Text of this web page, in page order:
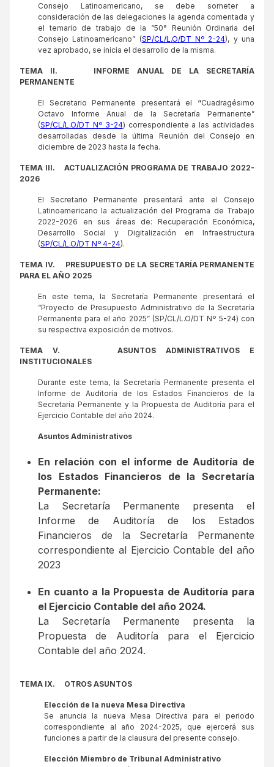
Consejo Latinoamericano, se debe someter a
consideración de las delegaciones la agenda comentada y
el temario de trabajo de la “50° Reunión Ordinaria del
Consejo Latinoamericano” (SP/CL/L.O/DT Nº 2-24), y una
vez aprobado, se inicia el desarrollo de la misma.
TEMA II. INFORME ANUAL DE LA SECRETARÍA
PERMANENTE
El Secretario Permanente presentará el “Cuadragésimo
Octavo Informe Anual de la Secretaría Permanente”
(SP/CL/L.O/DT Nº 3-24) correspondiente a las actividades
desarrolladas desde la última Reunión del Consejo en
diciembre de 2023 hasta la fecha.
TEMA III.
ACTUALIZACIÓN PROGRAMA DE TRABAJO 2022-
2026
El Secretario Permanente presentará ante el Consejo
Latinoamericano la actualización del Programa de Trabajo
2022-2026 en sus áreas de: Recuperación Económica,
Desarrollo Social y Digitalización en Infraestructura
(SP/CL/L.O/DT Nº 4-24).
TEMA IV.
PRESUPUESTO DE LA SECRETARÍA PERMANENTE
PARA EL AÑO 2025
En este tema, la Secretaría Permanente presentará el
“Proyecto de Presupuesto Administrativo de la Secretaría
Permanente para el año 2025” (SP/CL/L.O/DT Nº 5-24) con
su respectiva exposición de motivos.
TEMA V.
ASUNTOS ADMINISTRATIVOS E
INSTITUCIONALES
Durante este tema, la Secretaría Permanente presenta el
Informe de Auditoría de los Estados Financieros de la
Secretaría Permanente y la Propuesta de Auditoría para el
Ejercicio Contable del año 2024.
Asuntos Administrativos
En relación con el informe de Auditoría de
los Estados Financieros de la Secretaría
Permanente:
La Secretaría Permanente presenta el
Informe de Auditoría de los Estados
Financieros de la Secretaría Permanente
correspondiente al Ejercicio Contable del año
2023
En cuanto a la Propuesta de Auditoría para
el Ejercicio Contable del año 2024.
La Secretaría Permanente presenta la
Propuesta de Auditoría para el Ejercicio
Contable del año 2024.
TEMA IX. OTROS ASUNTOS
Elección de la nueva Mesa Directiva
Se anuncia la nueva Mesa Directiva para el periodo
correspondiente al año 2024-2025, que ejercerá sus
funciones a partir de la clausura del presente consejo.
Elección Miembro de Tribunal Administrativo